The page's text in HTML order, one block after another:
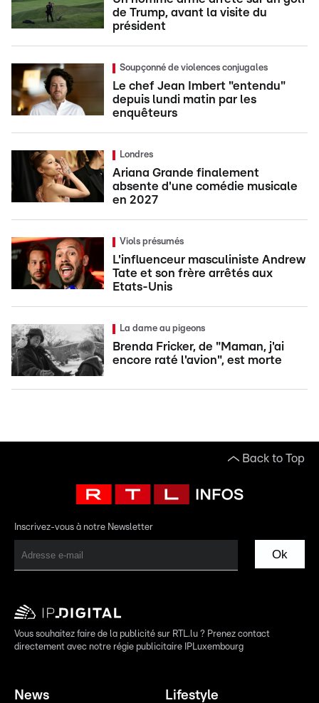
de Trump, avant la visite du
président
Soupçonné de violences conjugales
Le chef Jean Imbert "entendu"
depuis lundi matin par les
enquêteurs
Londres
Ariana Grande finalement
absente d'une comédie musicale
en 2027
Viols présumés
L'influenceur masculiniste Andrew
Tate et son frère arrêtés aux
Etats-Unis
La dame au pigeons
Brenda Fricker, de "Maman, j'ai
encore raté l'avion", est morte
Back to Top
Inscrivez-vous à notre Newsletter
Ok
Vous souhaitez faire de la publicité sur RTL.lu ? Prenez contact
directement avec notre régie publicitaire IPLuxembourg
News Lifestyle